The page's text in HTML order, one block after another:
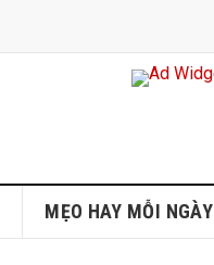
MẸO HAY MỖI NGÀY